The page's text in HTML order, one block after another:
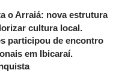
o Arraiá: nova estrutura
cultura local.
participou de encontro
em Ibicaraí.